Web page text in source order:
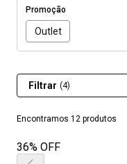
Promoção
Outlet
Encontramos 12 produtos
Filtrar (4)
36% OFF